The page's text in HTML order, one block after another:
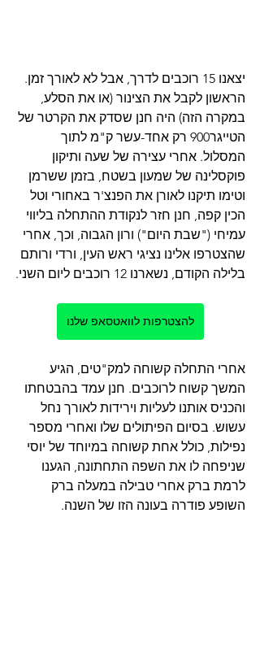
יצאנו 15 רוכבים לדרך, אבל לא לאורך זמן.
הראשון לקבל את הצינור (או את הסלע,
במקרה הזה) היה חנן שסדק את הקרטר של
הטייגר900 רק אחד-עשר ק"מ לתוך
המסלול. אחרי עצירה של שעה ותיקון
פוקסלינה של שמעון בשטח, בזמן ששרמן
וטימו תיקנו לאורן את הפנצ'ר באחורי וטל
הכין קפה, חנן חזר לנקודת ההתחלה בליווי
עמיחי ("שבת היום") ורון הגבוה, וכך, אחרי
שהצטרפו אלינו נציגי ראש העין, ורדי ורותם
בלילה הקודם, נשארנו 12 רוכבים ליום השני.
להצטרפות לוואטסאפ שלנו
אחרי התחלה קשוחה למק"טים, הגיע
המשך קשוח לרוכבים. חנן עמד בהבטחתו
והכניס אותנו לעליות וירידות לאורך נחל
עשוש. בסיום הפיתולים שלו ואחרי מספר
נפילות, כולל אחת קשוחה במיוחד של יוסי
שניפחה לו את השפה התחתונה, הגענו
לרמת ברק אחרי טבילה במעלה ברק
השופע פודרה בעונה הזו של השנה.